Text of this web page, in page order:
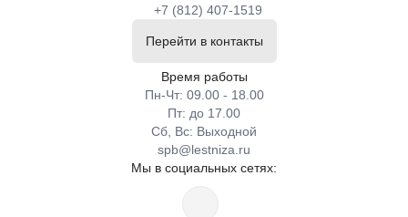
+7 (812) 407-1519
Перейти в контакты
Время работы
Пн-Чт: 09.00 - 18.00
Пт: до 17.00
Сб, Вс: Выходной
spb@lestniza.ru
Мы в социальных сетях: